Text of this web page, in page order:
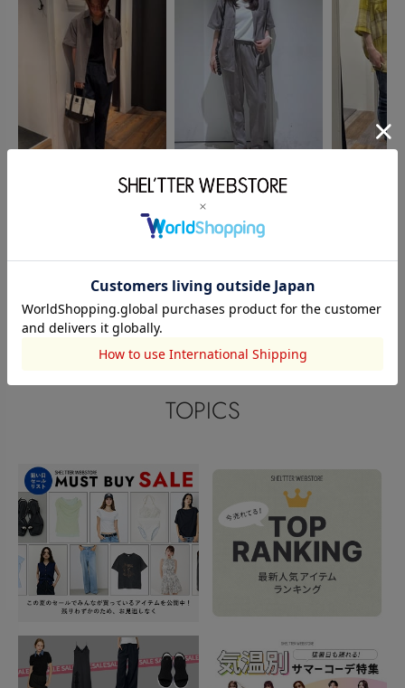
AZUL BY MOUSSY
森本恋
156cm
このアイテムを見た人がチェックしている商品
閲覧中カテゴリーのランキング
TOPICS